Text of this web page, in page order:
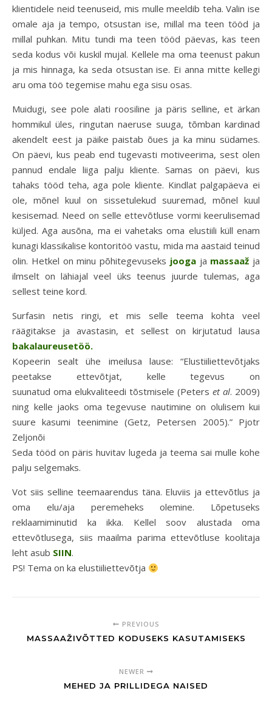
klientidele neid teenuseid, mis mulle meeldib teha. Valin ise
omale aja ja tempo, otsustan ise, millal ma teen tööd ja
millal puhkan. Mitu tundi ma teen tööd päevas, kas teen
seda kodus või kuskil mujal. Kellele ma oma teenust pakun
ja mis hinnaga, ka seda otsustan ise. Ei anna mitte kellegi
aru oma töö tegemise mahu ega sisu osas.
Muidugi, see pole alati roosiline ja päris selline, et ärkan
hommikul üles, ringutan naeruse suuga, tõmban kardinad
akendelt eest ja päike paistab õues ja ka minu südames.
On päevi, kus peab end tugevasti motiveerima, sest olen
pannud endale liiga palju kliente. Samas on päevi, kus
tahaks tööd teha, aga pole kliente. Kindlat palgapäeva ei
ole, mõnel kuul on sissetulekud suuremad, mõnel kuul
kesisemad. Need on selle ettevõtluse vormi keerulisemad
küljed. Aga ausõna, ma ei vahetaks oma elustiili küll enam
kunagi klassikalise kontoritöö vastu, mida ma aastaid teinud
olin. Hetkel on minu põhitegevuseks joogaja massaaž ja
ilmselt on lähiajal veel üks teenus juurde tulemas, aga
sellest teine kord.
Surfasin netis ringi, et mis selle teema kohta veel
räägitakse ja avastasin, et sellest on kirjutatud lausa
bakalaureusetöö.
Kopeerin sealt ühe imeilusa lause: “Elustiiliettevõtjaks
peetakse ettevõtjat, kelle tegevus on
suunatud oma elukvaliteedi tõstmisele (Peters et al. 2009)
ning kelle jaoks oma tegevuse nautimine on olulisem kui
suure kasumi teenimine (Getz, Petersen 2005).” Pjotr
Zeljonõi
Seda tööd on päris huvitav lugeda ja teema sai mulle kohe
palju selgemaks.
Vot siis selline teemaarendus täna. Eluviis ja ettevõtlus ja
oma elu/aja peremeheks olemine. Lõpetuseks
reklaamiminutid ka ikka. Kellel soov alustada oma
ettevõtlusega, siis maailma parima ettevõtluse koolitaja
leht asub SIIN.
PS! Tema on ka elustiiliettevõtja
PREVIOUS
MASSAAŽIVÕTTED KODUSEKS KASUTAMISEKS
NEWER
MEHED JA PRILLIDEGA NAISED